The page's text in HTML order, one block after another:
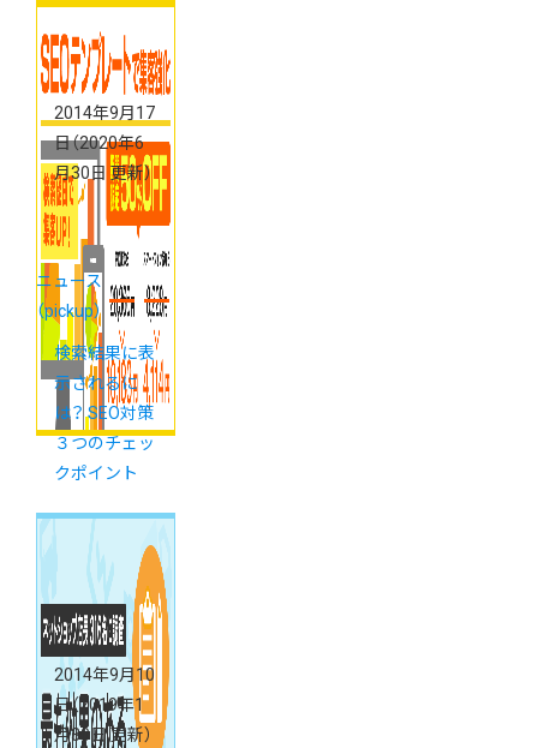
2014年9月17
日（2020年6
月30日 更新）
ニュース
（pickup）
検索結果に表
示されるに
は？ SEO対策
３つのチェッ
クポイント
2014年9月10
日（2019年1
月30日 更新）